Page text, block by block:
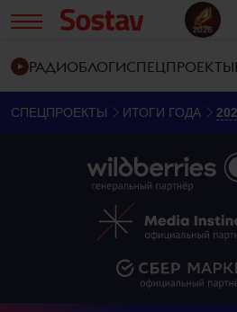
РАДИОБЛОГИСПЕЦПРОЕКТЫ
СПЕЦПРОЕКТЫ ИТОГИ ГОДА